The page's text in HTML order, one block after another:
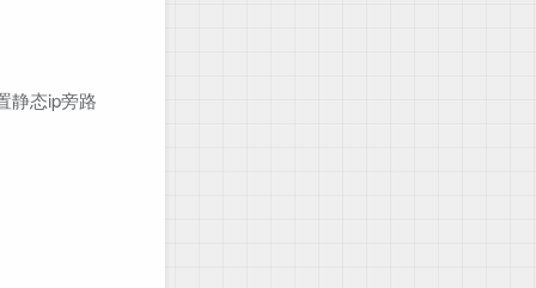
静态ip旁路